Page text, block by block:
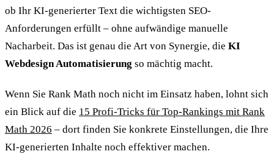
ob Ihr KI-generierter Text die wichtigsten SEO-
Anforderungen erfüllt – ohne aufwändige manuelle
Nacharbeit. Das ist genau die Art von Synergie, die KI
Webdesign Automatisierung so mächtig macht.
Wenn Sie Rank Math noch nicht im Einsatz haben, lohnt sich
ein Blick auf die 15 Profi-Tricks für Top-Rankings mit Rank
Math 2026 – dort finden Sie konkrete Einstellungen, die Ihre
KI-generierten Inhalte noch effektiver machen.